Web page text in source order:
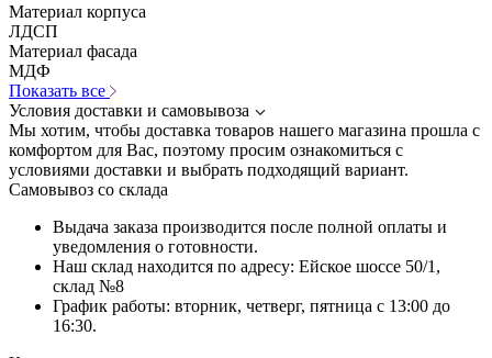
Материал корпуса
ЛДСП
Материал фасада
МДФ
Показать все
Условия доставки и самовывоза
Мы хотим, чтобы доставка товаров нашего магазина прошла с
комфортом для Вас, поэтому просим ознакомиться с
условиями доставки и выбрать подходящий вариант.
Самовывоз со склада
Выдача заказа производится после полной оплаты и
уведомления о готовности.
Наш склад находится по адресу: Ейское шоссе 50/1,
склад №8
График работы: вторник, четверг, пятница с 13:00 до
16:30.